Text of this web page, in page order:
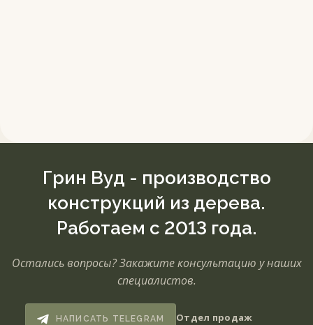
Грин Вуд - производство
конструкций из дерева.
Работаем с 2013 года.
Остались вопросы? Закажите консультацию у наших
специалистов.
НАПИСАТЬ TELEGRAM Отдел продаж